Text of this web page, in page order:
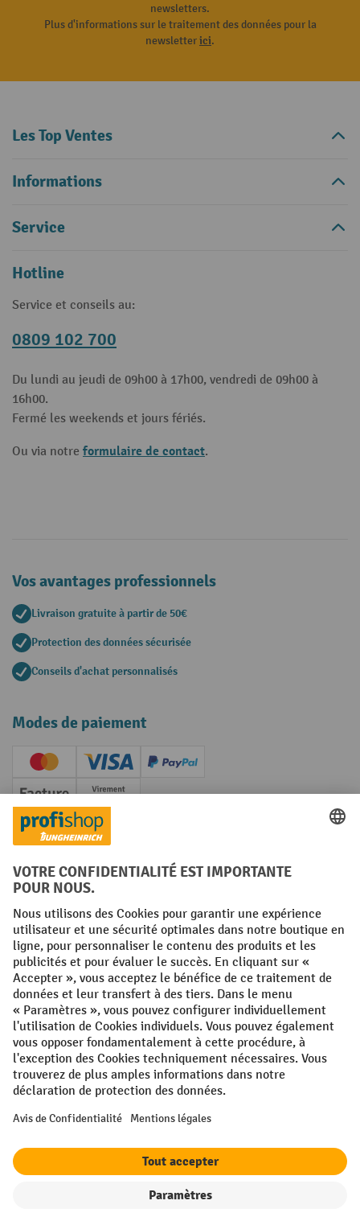
newsletters.
Plus d'informations sur le traitement des données pour la
newsletterici.
Les Top Ventes
Informations
Service
Hotline
Service et conseils au:
0809 102 700
Du lundi au jeudi de 09h00 à 17h00, vendredi de 09h00 à
16h00.
Fermé les weekends et jours fériés.
Ou via notre formulaire de contact.
Vos avantages professionnels
Livraison gratuite à partir de 50€
Protection des données sécurisée
Conseils d'achat personnalisés
Modes de paiement
Creditcard (Master)Creditcard (Visa)
PayPal
Réseaux sociaux
Facebook
YouTube
LinkedInInstagram
Conditions générales Mentions légales
Protection des Données Politique de cookies
All prices excl. VAT plusshipping costsand possible delivery charges,
if not stated otherwise.
¹ La remise est valable jusqu'à épuisement des stocks. La remise ne
s'applique pas aux prix spéciaux. Il n'est pas possible de le combiner
avec d'autres réductions en pourcentage ou bons de réduction. | ² Une
réduction unique est offerte lors de la première inscription à la
toute commande d'un montant net minimum de 250 €. Le pourcentage
de remise varie selon la catégorie de produits, pouvant atteindre
jusqu'à 10 %. Les transpalettes électriques, les gerbeurs électriques,